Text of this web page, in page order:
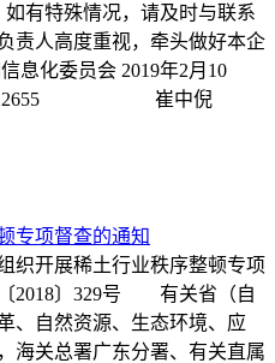
有特殊情况，请及时与联系
人高度重视，牵头做好本企
息化委员会 2019年2月10
崔中倪
专项督查的通知
开展稀土行业秩序整顿专项
2018〕329号 有关省（自
、自然资源、生态环境、应
海关总署广东分署、有关直属